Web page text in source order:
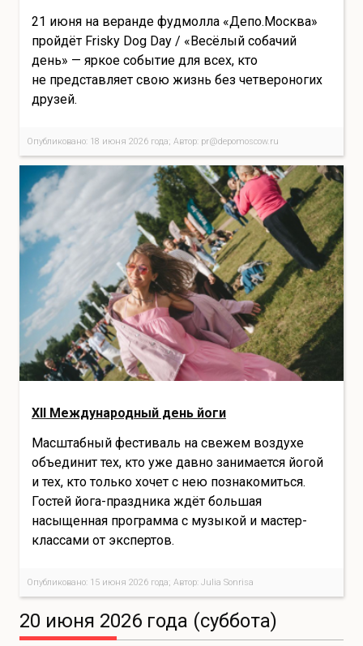
21 июня на веранде фудмолла «Депо.Москва»
пройдёт Frisky Dog Day / «Весёлый собачий
день» — яркое событие для всех, кто
не представляет свою жизнь без четвероногих
друзей.
Опубликовано: 18 июня 2026 года; Автор: pr@depomoscow.ru
XII Международный день йоги
Масштабный фестиваль на свежем воздухе
объединит тех, кто уже давно занимается йогой
и тех, кто только хочет с нею познакомиться.
Гостей йога-праздника ждёт большая
насыщенная программа с музыкой и мастер-
классами от экспертов.
Опубликовано: 15 июня 2026 года; Автор: Julia Sonrisa
20 июня 2026 года (суббота)